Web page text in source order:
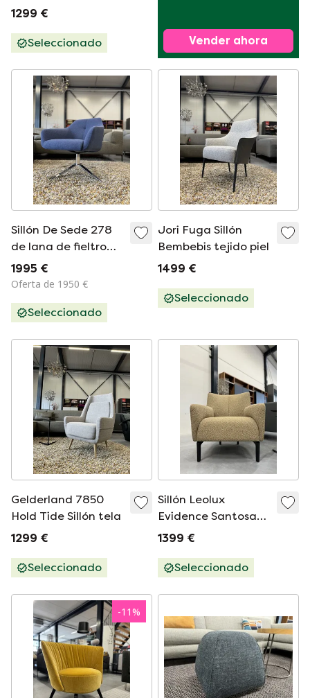
Azul
1299 €
Seleccionado Vender ahora
Sillón De Sede 278
de lana de fieltro
azul
1995 €
Oferta de 1950 €
Seleccionado
Jori Fuga Sillón
Bembebis tejido piel
1499 €
Seleccionado
Gelderland 7850
Hold Tide Sillón tela
1299 €
Seleccionado
Sillón Leolux
Evidence Santosa
de tela
1399 €
Seleccionado
-11%